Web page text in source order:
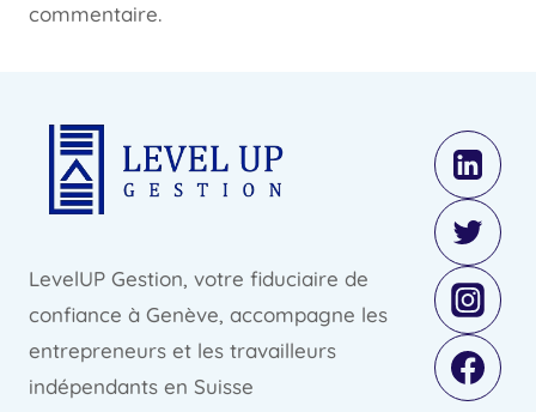
commentaire.
LevelUP Gestion, votre fiduciaire de
confiance à Genève, accompagne les
entrepreneurs et les travailleurs
indépendants en Suisse